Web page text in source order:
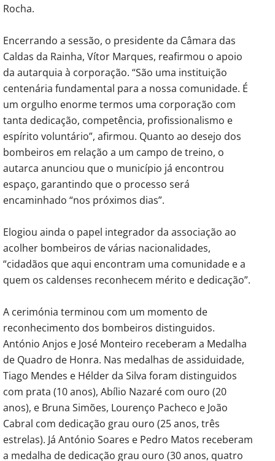
Rocha.
Encerrando a sessão, o presidente da Câmara das
Caldas da Rainha, Vítor Marques, reafirmou o apoio
da autarquia à corporação. “São uma instituição
centenária fundamental para a nossa comunidade. É
um orgulho enorme termos uma corporação com
tanta dedicação, competência, profissionalismo e
espírito voluntário”, afirmou. Quanto ao desejo dos
bombeiros em relação a um campo de treino, o
autarca anunciou que o município já encontrou
espaço, garantindo que o processo será
encaminhado “nos próximos dias”.
Elogiou ainda o papel integrador da associação ao
acolher bombeiros de várias nacionalidades,
“cidadãos que aqui encontram uma comunidade e a
quem os caldenses reconhecem mérito e dedicação”.
A cerimónia terminou com um momento de
reconhecimento dos bombeiros distinguidos.
António Anjos e José Monteiro receberam a Medalha
de Quadro de Honra. Nas medalhas de assiduidade,
Tiago Mendes e Hélder da Silva foram distinguidos
com prata (10 anos), Abílio Nazaré com ouro (20
anos), e Bruna Simões, Lourenço Pacheco e João
Cabral com dedicação grau ouro (25 anos, três
estrelas). Já António Soares e Pedro Matos receberam
a medalha de dedicação grau ouro (30 anos, quatro